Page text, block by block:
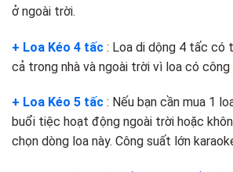
ở ngoài trời.
+ Loa Kéo 4 tấc : Loa di dộng 4 tấc có
cả trong nhà và ngoài trời vì loa có công
+ Loa Kéo 5 tấc : Nếu bạn cần mua 1
buổi tiệc hoạt động ngoài trời hoặc
chọn dòng loa này. Công suất lớn